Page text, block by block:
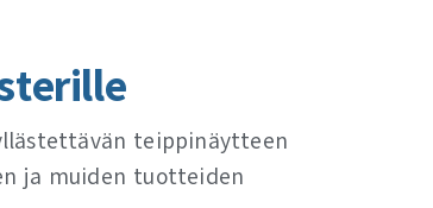
teippinäytteen
ja muiden tuotteiden